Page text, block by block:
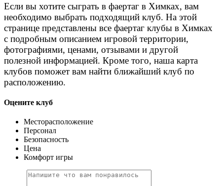
Если вы хотите сыграть в фаертаг в Химках, вам
необходимо выбрать подходящий клуб. На этой
странице представлены все фаертаг клубы в Химках
с подробным описанием игровой территории,
фотографиями, ценами, отзывами и другой
полезной информацией. Кроме того, наша карта
клубов поможет вам найти ближайший клуб по
расположению.
Оцените клуб
Месторасположение
Персонал
Безопасность
Цена
Комфорт игры